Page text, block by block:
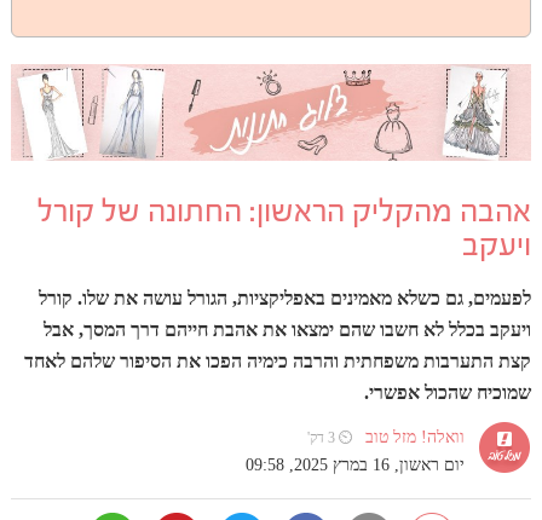
אהבה מהקליק הראשון: החתונה של קורל
ויעקב
לפעמים, גם כשלא מאמינים באפליקציות, הגורל עושה את שלו. קורל
ויעקב בכלל לא חשבו שהם ימצאו את אהבת חייהם דרך המסך, אבל
קצת התערבות משפחתית והרבה כימיה הפכו את הסיפור שלהם לאחד
שמוכיח שהכול אפשרי.
וואלה! מזל טוב ⏲ 3 דק'
יום ראשון, 16 במרץ 2025, 09:58